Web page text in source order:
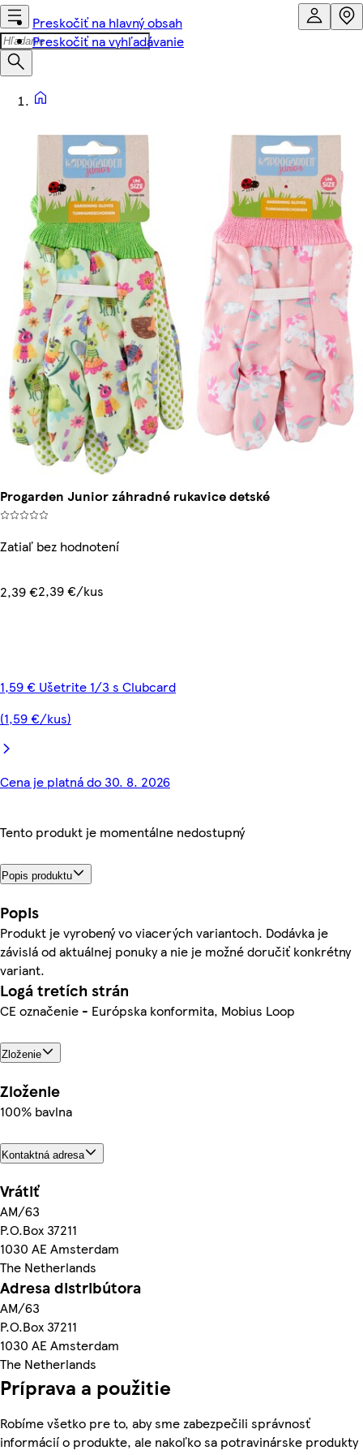
Preskočiť na hlavný obsah
Preskočiť na vyhľadávanie
Progarden Junior záhradné rukavice detské
Zatiaľ bez hodnotení
2,39 €2,39 €/kus
1,59 € Ušetrite 1/3 s Clubcard
(1,59 €/kus)
Cena je platná do 30. 8. 2026
Tento produkt je momentálne nedostupný
Popis produktu
Popis
Produkt je vyrobený vo viacerých variantoch. Dodávka je
závislá od aktuálnej ponuky a nie je možné doručiť konkrétny
variant.
Logá tretích strán
CE označenie - Európska konformita, Mobius Loop
Zloženie
Zloženie
100% bavlna
Kontaktná adresa
Vrátiť
AM/63
P.O.Box 37211
1030 AE Amsterdam
The Netherlands
Adresa distribútora
AM/63
P.O.Box 37211
1030 AE Amsterdam
The Netherlands
Príprava a použitie
Robíme všetko pre to, aby sme zabezpečili správnosť
informácií o produkte, ale nakoľko sa potravinárske produkty